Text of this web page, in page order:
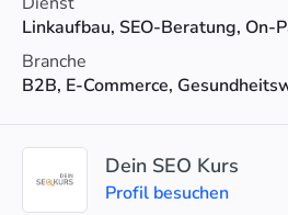
Linkaufbau, SEO-Beratung, On-
Branche
B2B, E-Commerce,
Dein SEO Kurs
Profil besuchen